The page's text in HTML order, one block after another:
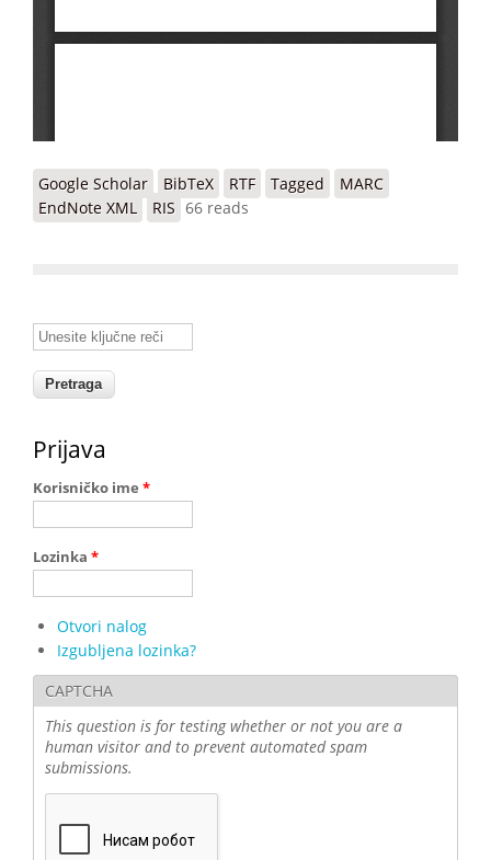
Google Scholar BibTeX RTF Tagged
MARC
EndNote XML
RIS 66 reads
Unesite ključne reči
Prijava
Korisničko ime *
Lozinka *
Otvori nalog
Izgubljena lozinka?
CAPTCHA
This question is for testing whether or not you are a
human visitor and to prevent automated spam
submissions.